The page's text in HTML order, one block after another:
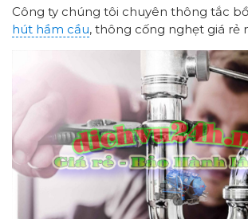
Công ty chúng tôi chuyên thông tắc
hút hầm cầu, thông cống nghẹt giá rẻ